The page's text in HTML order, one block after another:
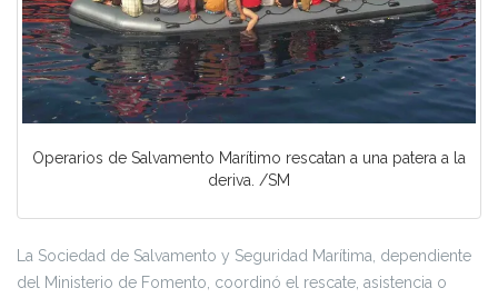
Operarios de Salvamento Marítimo rescatan a una patera a la
deriva. /SM
La Sociedad de Salvamento y Seguridad Marítima, dependiente
del Ministerio de Fomento, coordinó el rescate, asistencia o